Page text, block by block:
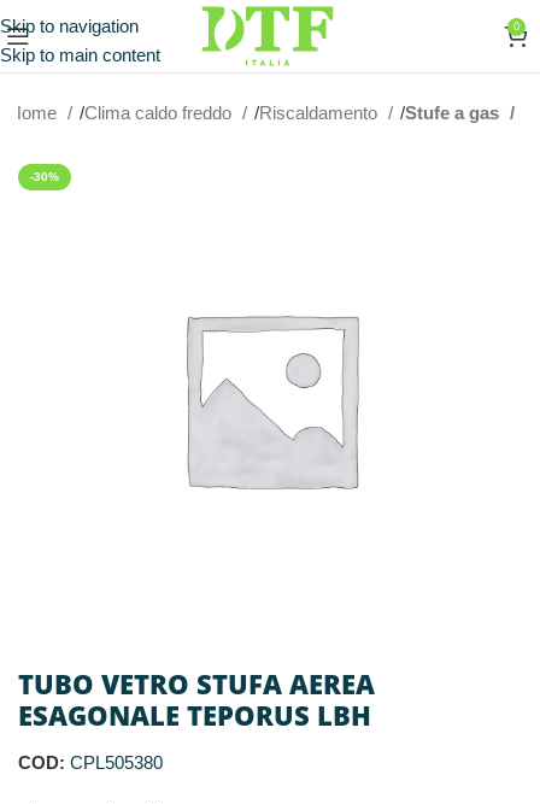
Skip to navigation
Skip to main content
0
Home Clima caldo freddo Riscaldamento Stufe a gas
-30%
TUBO VETRO STUFA AEREA
ESAGONALE TEPORUS LBH
COD: CPL505380